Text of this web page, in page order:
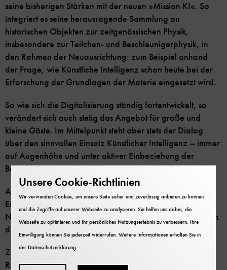
seine bisherigen Stärken mit der neuen »Mission KI«. So
integriert es seine herausragende Sammlung an
historischen Objekten zur zeitgenössischen Physik,
insbesondere zur Teilchen- und Beschleunigerphysik, in
den Rahmen der Neuausrichtung: zum Beispiel anhand
der Frage, wie Künstliche Intelligenz schon heute bei der
Erforschung der Grundlagen der Materie eingesetzt wird.
So wie sich die Digitalisierung ständig fortentwickelt, so
verändert sich auch stetig das Angebot für große und
kleine Gäste. Im Mittelpunkt steht aber stets der Dialog
über den sinnvollen Einsatz Künstlicher Intelligenz – immer
auf Augenhöhe und unter aktiver Einbeziehung der
Besucherinnen und Besucher!
Auf 1400 Quadratmetern stellen auf zwei Ebenen die
Erlebnisräume »Künstliche Intelligenz« und »Künstliche
Neuronale Netze« die Vielfalt der Anwendungen als auch
die Grundlagen der KI anschaulich vor.
Zudem gibt das »Touch Tomorrow Lab« der Dr. Hans
Riegel-Stiftung erhellende Einblicke in die digitale Welt
Unsere Cookie-Richtlinien
Wir verwenden Cookies, um unsere Seite sicher und zuverlässig anbieten zu können
und die Zugriffe auf unserer Webseite zu analysieren. Sie helfen uns dabei, die
Webseite zu optimieren und Ihr persönliches Nutzungserlebnis zu verbessern. Ihre
Einwilligung können Sie jederzeit widerrufen. Weitere Informationen erhalten Sie in
derDatenschutzerklärung